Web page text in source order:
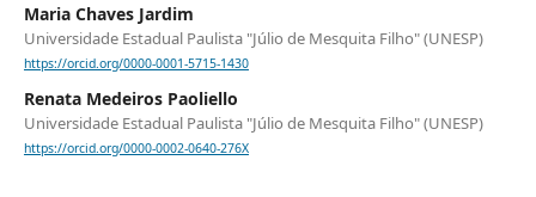
Maria Chaves Jardim
Universidade Estadual Paulista "Júlio de Mesquita Filho" (UNESP)
https://orcid.org/0000-0001-5715-1430
Renata Medeiros Paoliello
Universidade Estadual Paulista "Júlio de Mesquita Filho" (UNESP)
https://orcid.org/0000-0002-0640-276X